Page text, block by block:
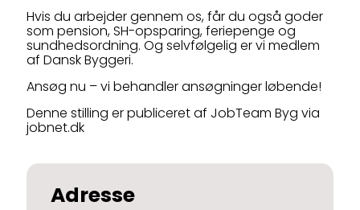
Hvis du arbejder gennem os, får du også goder
som pension, SH-opsparing, feriepenge og
sundhedsordning. Og selvfølgelig er vi medlem
af Dansk Byggeri.
Ansøg nu – vi behandler ansøgninger løbende!
Denne stilling er publiceret af JobTeam Byg via
jobnet.dk
Adresse